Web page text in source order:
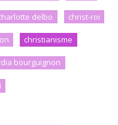
delbo christ-roi
christianisme
bourguignon